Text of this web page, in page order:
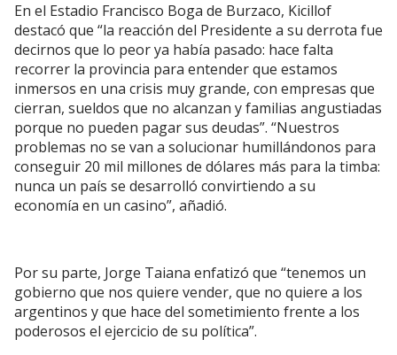
En el Estadio Francisco Boga de Burzaco, Kicillof
destacó que “la reacción del Presidente a su derrota fue
decirnos que lo peor ya había pasado: hace falta
recorrer la provincia para entender que estamos
inmersos en una crisis muy grande, con empresas que
cierran, sueldos que no alcanzan y familias angustiadas
porque no pueden pagar sus deudas”. “Nuestros
problemas no se van a solucionar humillándonos para
conseguir 20 mil millones de dólares más para la timba:
nunca un país se desarrolló convirtiendo a su
economía en un casino”, añadió.
Por su parte, Jorge Taiana enfatizó que “tenemos un
gobierno que nos quiere vender, que no quiere a los
argentinos y que hace del sometimiento frente a los
poderosos el ejercicio de su política”.